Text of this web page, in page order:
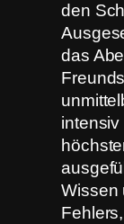
den
das
Wissen